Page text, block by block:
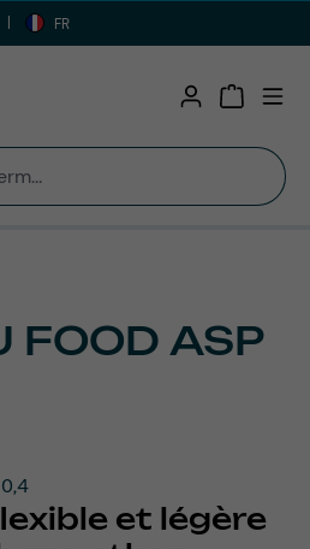
FR
FOOD ASP
et légère